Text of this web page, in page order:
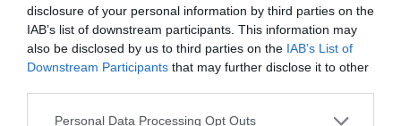
disclosure of your personal information by third parties on the
IAB’s list of downstream participants. This information may
also be disclosed by us to third parties on the IAB’s List of
Downstream Participants that may further disclose it to other
Personal Data Processing Opt Outs